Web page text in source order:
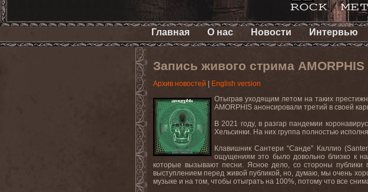
Главная О нас Новости Интервью
Запись живого стрима
Архив новостей
English version
Отыграв уходящим летом на таких
AMORPHIS анонсировали третий в своей
В 2021 году, в разгар пандемии
Хельсинки. На них группа полностью
Клавишник Сантери “Санде” Каллио (
ощущениям это было довольно близко к
которые вызывают песни. Ясное дело, со стороны публики
выступлением перед живой публикой, но, думаю, мы очень
музыке и на том, чтобы отыграть на 100%, потому что все